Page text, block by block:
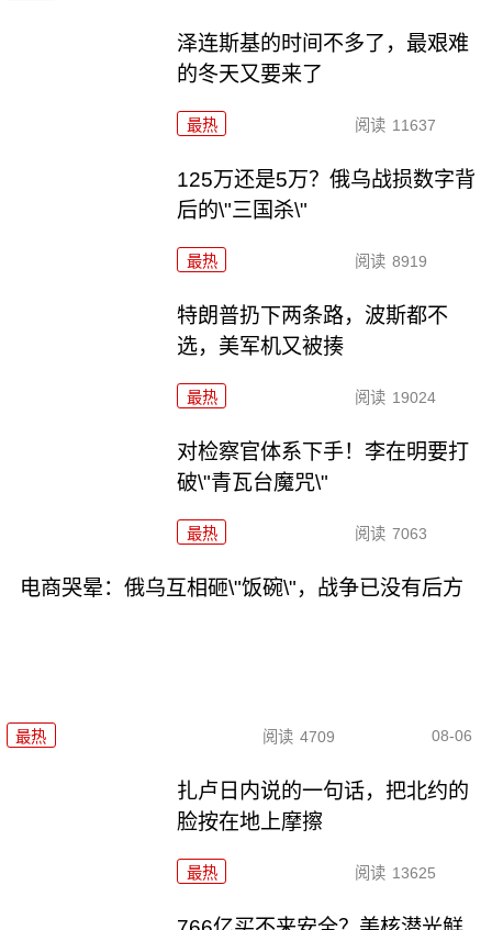
泽连斯基的时间不多了，最艰难
的冬天又要来了
最热 阅读 11637
125万还是5万？俄乌战损数字背
后的\"三国杀\"
最热 阅读 8919
特朗普扔下两条路，波斯都不
选，美军机又被揍
最热 阅读 19024
对检察官体系下手！李在明要打
破\"青瓦台魔咒\"
最热 阅读 7063
电商哭晕：俄乌互相砸\"饭碗\"，战争已没有后方
最热 阅读 4709 08-06
扎卢日内说的一句话，把北约的
脸按在地上摩擦
最热 阅读 13625